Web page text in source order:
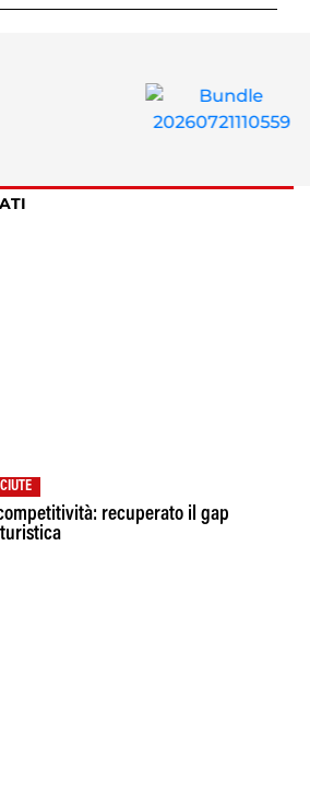
recuperato il gap